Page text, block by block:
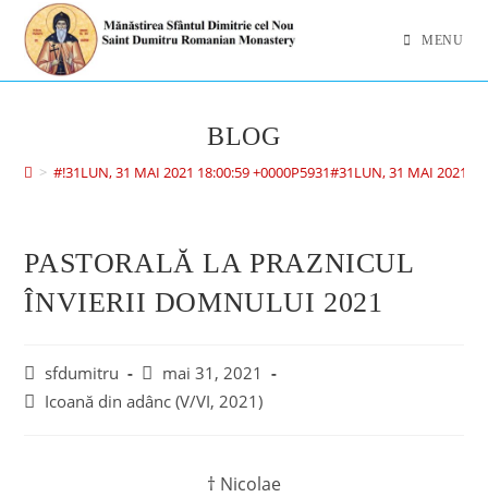
MENU
BLOG
> #!31LUN, 31 MAI 2021 18:00:59 +0000P5931#31LUN, 31 MAI 2021
PASTORALĂ LA PRAZNICUL
ÎNVIERII DOMNULUI 2021
sfdumitru
mai 31, 2021
Icoană din adânc (V/VI, 2021)
† Nicolae